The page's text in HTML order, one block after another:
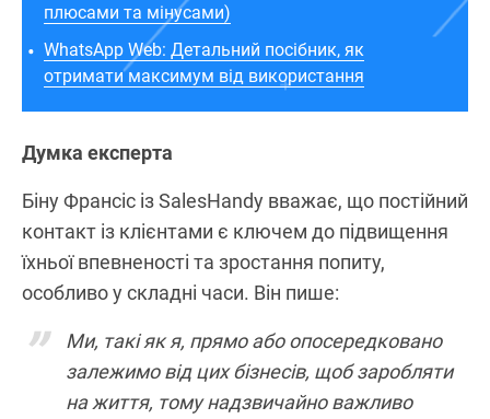
плюсами та мінусами)
WhatsApp Web: Детальний посібник, як
отримати максимум від використання
Думка експерта
Біну Франсіс із SalesHandy вважає, що постійний
контакт із клієнтами є ключем до підвищення
їхньої впевненості та зростання попиту,
особливо у складні часи. Він пише:
Ми, такі як я, прямо або опосередковано
залежимо від цих бізнесів, щоб заробляти
на життя, тому надзвичайно важливо